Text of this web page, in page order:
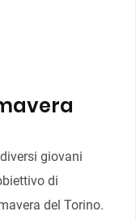
giovani
di
del Torino.